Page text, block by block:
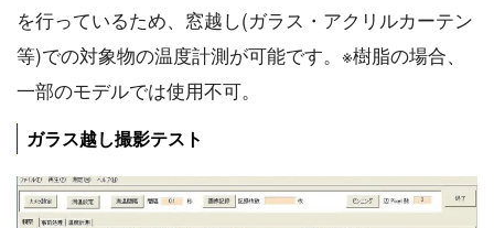
を行っているため、窓越し(ガラス・アクリルカーテン
等)での対象物の温度計測が可能です。※樹脂の場合、
一部のモデルでは使用不可。
ガラス越し撮影テスト